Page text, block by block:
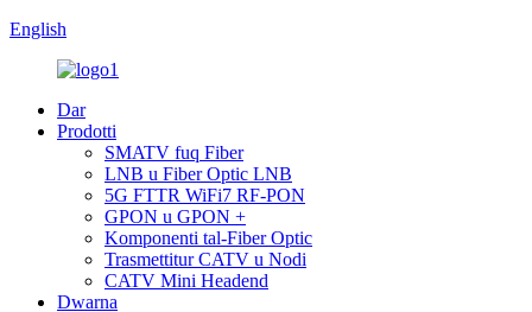
English
Dar
Prodotti
SMATV fuq Fiber
LNB u Fiber Optic LNB
5G FTTR WiFi7 RF-PON
GPON u GPON +
Komponenti tal-Fiber Optic
Trasmettitur CATV u Nodi
CATV Mini Headend
Dwarna